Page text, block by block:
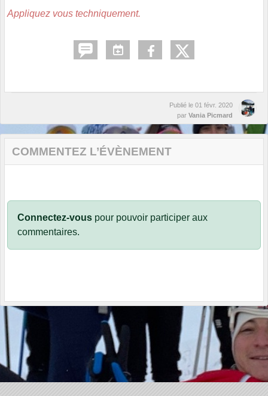
Appliquez vous techniquement.
Publié le 01 févr. 2020
par Vania Picmard
COMMENTEZ L’ÉVÈNEMENT
Connectez-vous pour pouvoir participer aux
commentaires.